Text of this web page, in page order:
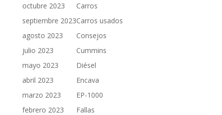
octubre 2023
septiembre 2023
agosto 2023
julio 2023
mayo 2023
abril 2023
marzo 2023
febrero 2023
Carros
Carros usados
Consejos
Cummins
Diésel
Encava
EP-1000
Fallas